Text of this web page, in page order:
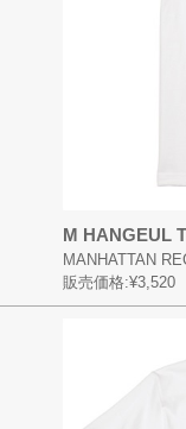
M HANGEUL
MANHATTAN
販売価格:¥3,520